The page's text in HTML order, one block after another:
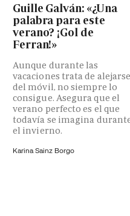
Guille Galván: «¿Una
palabra para este
verano? ¡Gol de
Ferran!»
Aunque durante las
vacaciones trata de
del móvil, no siempre lo
consigue. Asegura que el
verano perfecto es el que
todavía se imagina
el invierno.
Karina Sainz Borgo